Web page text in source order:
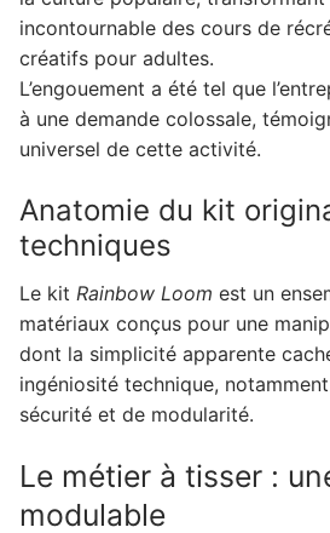
incontournable des cours de
créatifs pour adultes.
L’engouement a été tel que
à une demande colossale,
universel de cette activité.
Anatomie du kit
techniques
Le kit Rainbow Loom est un
matériaux conçus pour une
dont la simplicité apparente
ingéniosité technique,
sécurité et de modularité.
Le métier à tisser :
modulable